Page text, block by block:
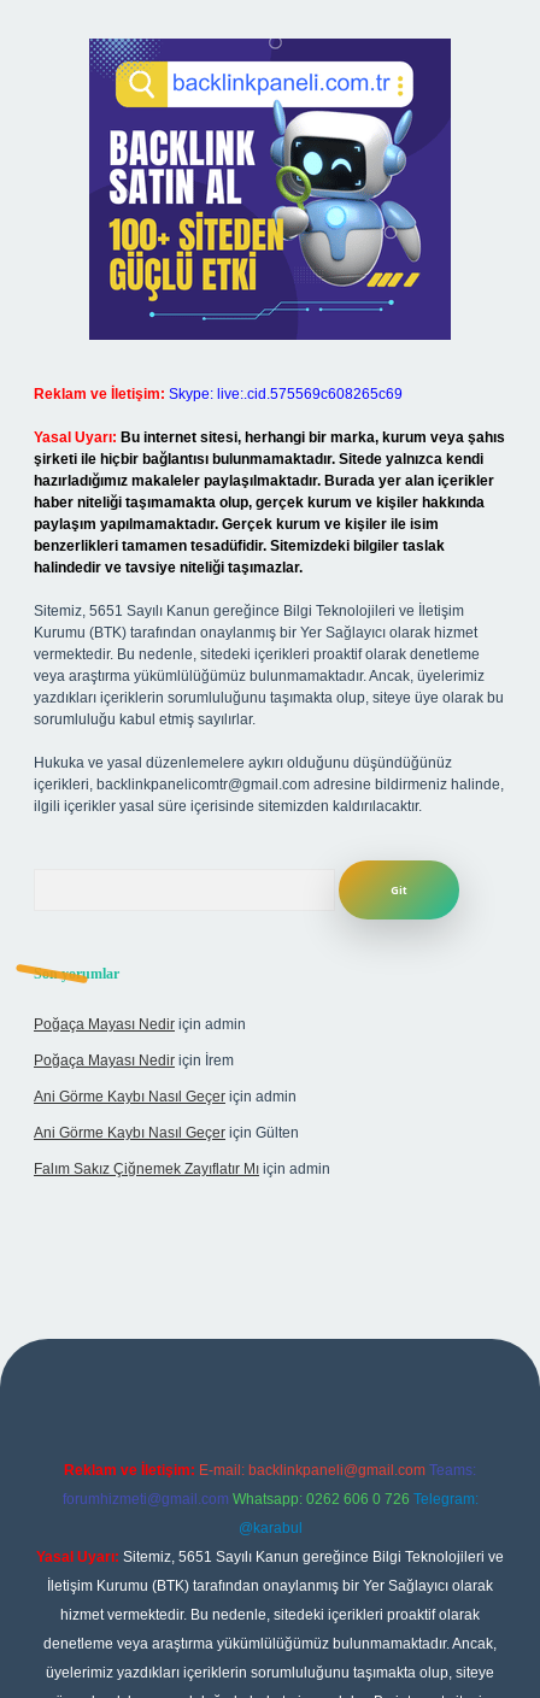
Reklam ve İletişim: Skype: live:.cid.575569c608265c69
Yasal Uyarı: Bu internet sitesi, herhangi bir marka, kurum veya şahıs
şirketi ile hiçbir bağlantısı bulunmamaktadır. Sitede yalnızca kendi
hazırladığımız makaleler paylaşılmaktadır. Burada yer alan içerikler
haber niteliği taşımamakta olup, gerçek kurum ve kişiler hakkında
paylaşım yapılmamaktadır. Gerçek kurum ve kişiler ile isim
benzerlikleri tamamen tesadüfidir. Sitemizdeki bilgiler taslak
halindedir ve tavsiye niteliği taşımazlar.
Sitemiz, 5651 Sayılı Kanun gereğince Bilgi Teknolojileri ve İletişim
Kurumu (BTK) tarafından onaylanmış bir Yer Sağlayıcı olarak hizmet
vermektedir. Bu nedenle, sitedeki içerikleri proaktif olarak denetleme
veya araştırma yükümlülüğümüz bulunmamaktadır. Ancak, üyelerimiz
yazdıkları içeriklerin sorumluluğunu taşımakta olup, siteye üye olarak bu
sorumluluğu kabul etmiş sayılırlar.
Hukuka ve yasal düzenlemelere aykırı olduğunu düşündüğünüz
içerikleri, backlinkpanelicomtr@gmail.com adresine bildirmeniz halinde,
ilgili içerikler yasal süre içerisinde sitemizden kaldırılacaktır.
Son yorumlar
Poğaça Mayası Nedir için admin
Poğaça Mayası Nedir için İrem
Ani Görme Kaybı Nasıl Geçer için admin
Ani Görme Kaybı Nasıl Geçer için Gülten
Falım Sakız Çiğnemek Zayıflatır Mı için admin
Reklam ve İletişim: E-mail: backlinkpaneli@gmail.com Teams:
forumhizmeti@gmail.com Whatsapp: 0262 606 0 726 Telegram:
@karabul
Yasal Uyarı: Sitemiz, 5651 Sayılı Kanun gereğince Bilgi Teknolojileri ve
İletişim Kurumu (BTK) tarafından onaylanmış bir Yer Sağlayıcı olarak
hizmet vermektedir. Bu nedenle, sitedeki içerikleri proaktif olarak
denetleme veya araştırma yükümlülüğümüz bulunmamaktadır. Ancak,
üyelerimiz yazdıkları içeriklerin sorumluluğunu taşımakta olup, siteye